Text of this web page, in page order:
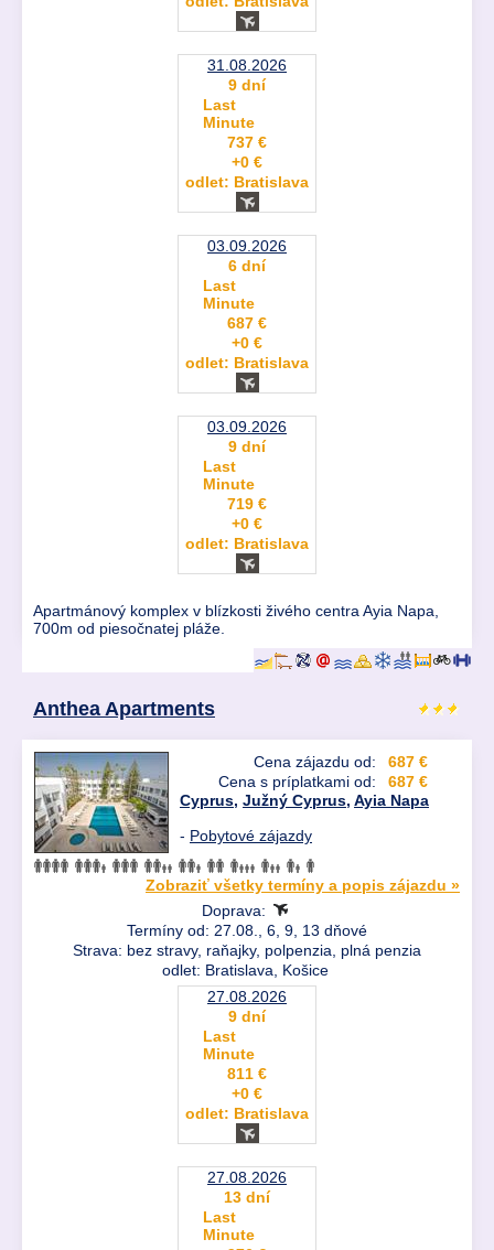
31.08.2026
9 dní
Last
Minute
737 €
+0 €
odlet: Bratislava
03.09.2026
6 dní
Last
Minute
687 €
+0 €
odlet: Bratislava
03.09.2026
9 dní
Last
Minute
719 €
+0 €
odlet: Bratislava
Apartmánový komplex v blízkosti živého centra Ayia Napa,
700m od piesočnatej pláže.
Anthea Apartments
Cena zájazdu od:
687 €
Cena s príplatkami od:
687 €
Cyprus, Južný Cyprus, Ayia Napa
- Pobytové zájazdy
Zobraziť všetky termíny a popis zájazdu »
Doprava:
Termíny od: 27.08., 6, 9, 13 dňové
Strava: bez stravy, raňajky, polpenzia, plná penzia
odlet: Bratislava, Košice
27.08.2026
9 dní
Last
Minute
811 €
+0 €
odlet: Bratislava
27.08.2026
13 dní
Last
Minute